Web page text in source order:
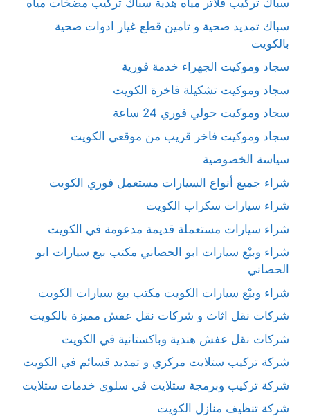
سباك تركيب فلاتر مياه هدية سباك تركيب مضخات مياه
سباك تمديد صحية و تامين قطع غيار ادوات صحية
بالكويت
سجاد وموكيت الجهراء خدمة فورية
سجاد وموكيت تشكيلة فاخرة الكويت
سجاد وموكيت حولي فوري 24 ساعة
سجاد وموكيت فاخر قريب من موقعي الكويت
سياسة الخصوصية
شراء جميع أنواع السيارات مستعمل فوري الكويت
شراء سيارات سكراب الكويت
شراء سيارات مستعملة قديمة مدعومة في الكويت
شراء وبيْع سيارات ابو الحصاني مكتب بيع سيارات ابو
الحصاني
شراء وبيْع سيارات الكويت مكتب بيع سيارات الكويت
شركات نقل اثاث و شركات نقل عفش مميزة بالكويت
شركات نقل عفش هندية وباكستانية في الكويت
شركة تركيب ستلايت مركزي و تمديد قسائم في الكويت
شركة تركيب وبرمجة ستلايت في سلوى خدمات ستلايت
شركة تنظيف منازل الكويت